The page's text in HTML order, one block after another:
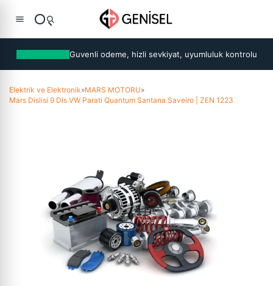
Guvenli odeme, hizli sevkiyat, uyumluluk kontrolu
Elektrik ve Elektronik»MARS MOTORU»
Mars Dislisi 9 Dis VW Parati Quantum Santana Saveiro | ZEN 1223